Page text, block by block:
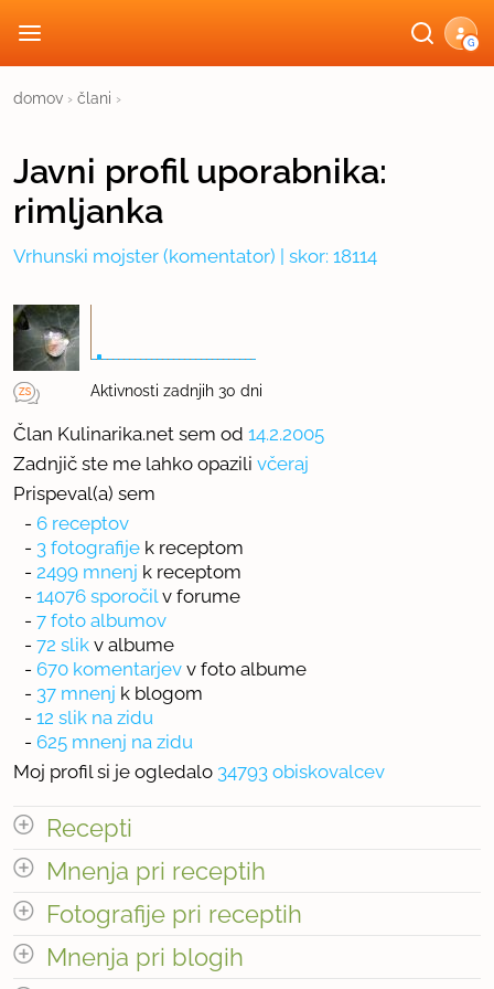
G
domov › člani ›
Javni profiluporabnika:
rimljanka
Vrhunski mojster (komentator) | skor: 18114
Aktivnosti zadnjih 30 dni
Član Kulinarika.net sem od 14.2.2005
Zadnjič ste me lahko opazili včeraj
Prispeval(a) sem
- 6 receptov
- 3 fotografije k receptom
- 2499 mnenj k receptom
- 14076 sporočil v forume
- 7 foto albumov
- 72 slik v albume
- 670 komentarjev v foto albume
- 37 mnenj k blogom
- 12 slik na zidu
- 625 mnenj na zidu
Moj profil si je ogledalo 34793 obiskovalcev
Recepti
Število receptov: 6
Mnenja pri receptih
odpri vse
« prejšnja 1 250 naslednja Â»
Fotografije pri receptih
Število fotografij pri receptih: 3
Mnenja pri blogih